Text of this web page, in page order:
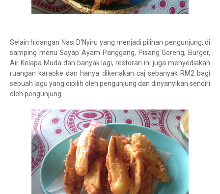
Selain hidangan Nasi D'Nyiru yang menjadi pilihan pengunjung, di
samping menu Sayap Ayam Panggang, Pisang Goreng, Burger,
Air Kelapa Muda dan banyak lagi, restoran ini juga menyediakan
ruangan karaoke dan hanya dikenakan caj sebanyak RM2 bagi
sebuah lagu yang dipilih oleh pengunjung dan dinyanyikan sendiri
oleh pengunjung.